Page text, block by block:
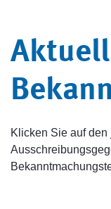
Klicken Sie auf